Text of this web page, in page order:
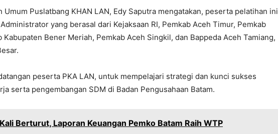
Umum Puslatbang KHAN LAN, Edy Saputra mengatakan, peserta pelatihan ini
yang berasal dari Kejaksaan RI, Pemkab Aceh Timur, Pemkab
Kabupaten Bener Meriah, Pemkab Aceh Singkil, dan Bappeda Aceh Tamiang,
peserta PKA LAN, untuk mempelajari strategi dan kunci sukses
serta pengembangan SDM di Badan Pengusahaan Batam.
Berturut, Laporan Keuangan Pemko Batam Raih WTP